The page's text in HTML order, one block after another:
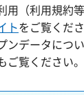
（利用規約等
トをご覧くださ
データについ
ご覧ください。